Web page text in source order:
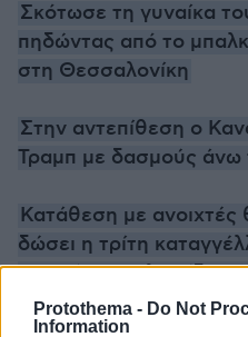
Protothema - Do Not
Information
Σκότωσε τη γυναίκα
πηδώντας από το
στη Θεσσαλονίκη
Στην αντεπίθεση ο
Τραμπ με δασμούς άνω
Κατάθεση με
δώσει η τρίτη
τον Πέτρο Φιλιππίδη